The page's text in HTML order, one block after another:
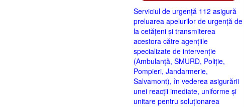
Serviciul de urgență 112 asigură
preluarea apelurilor de urgență de
la cetățeni și transmiterea
acestora către agențiile
specializate de intervenție
(Ambulanță, SMURD, Poliție,
Pompieri, Jandarmerie,
Salvamont), în vederea asigurării
unei reacții imediate, uniforme și
unitare pentru soluționarea